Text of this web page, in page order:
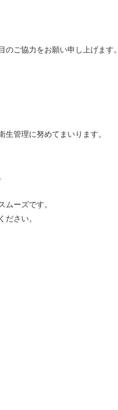
ご協力をお願い申し上げます。
管理に努めてまいります。
ムーズです。
ださい。